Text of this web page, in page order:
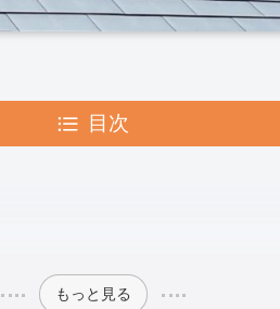
目次
もっと見る